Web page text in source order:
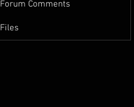
Forum Comments
Files